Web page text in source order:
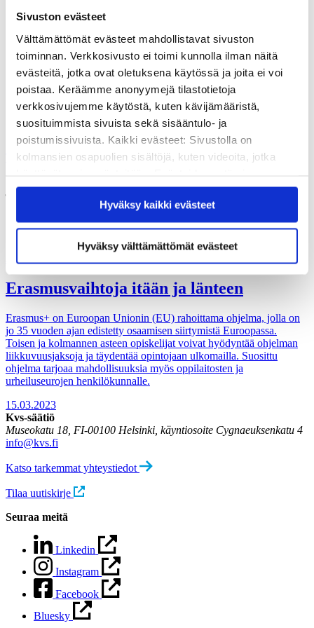
Sivuston evästeet
Välttämättömät evästeet mahdollistavat sivuston
toiminnan. Verkkosivusto ei toimi kunnolla ilman näitä
evästeitä, jotka ovat oletuksena käytössä ja joita ei voi
poistaa. Keräämme anonyymejä tilastotietoja
verkkosivujemme käytöstä, kuten kävijämääristä,
suosituimmista sivuista sekä sisääntulo- ja
poistumissivuista. Kaikki evästeet: Sivustolla on
kolmansien osapuolien sisältöjä, kuten videoita, jotka
saattaa estää näiden sisältöjen näkymisen.
Hyväksymällä kaikki evästeet varmistat, että kaikki
sisältö on käytettävissäsi.
Hyväksy kaikki evästeet
Hyväksy välttämättömät evästeet
Historia
Töihin meille?
Turvallisemman tilan periaatteet
Yhteystiedot
Medialle
Tee lahjoitus
Kvs-säätiön verkkokauppa
Yhteystiedot
Tilaa uutiskirje
job shadowing
Erasmusvaihtoja itään ja länteen
Erasmus+ on Euroopan Unionin (EU) rahoittama ohjelma, jolla on
jo 35 vuoden ajan edistetty osaamisen siirtymistä Euroopassa.
Toisen ja kolmannen asteen opiskelijat voivat hyödyntää ohjelman
liikkuvuusjaksoja ja täydentää opintojaan ulkomailla. Suosittu
ohjelma tarjoaa mahdollisuuksia myös oppilaitosten ja
urheiluseurojen henkilökunnalle.
15.03.2023
Kvs-säätiö
Museokatu 18, FI-00100 Helsinki, käyntiosoite Cygnaeuksenkatu 4
info@kvs.fi
Katso tarkemmat yhteystiedot
Tilaa uutiskirje
Seuraa meitä
Linkedin
Instagram
Facebook
Bluesky